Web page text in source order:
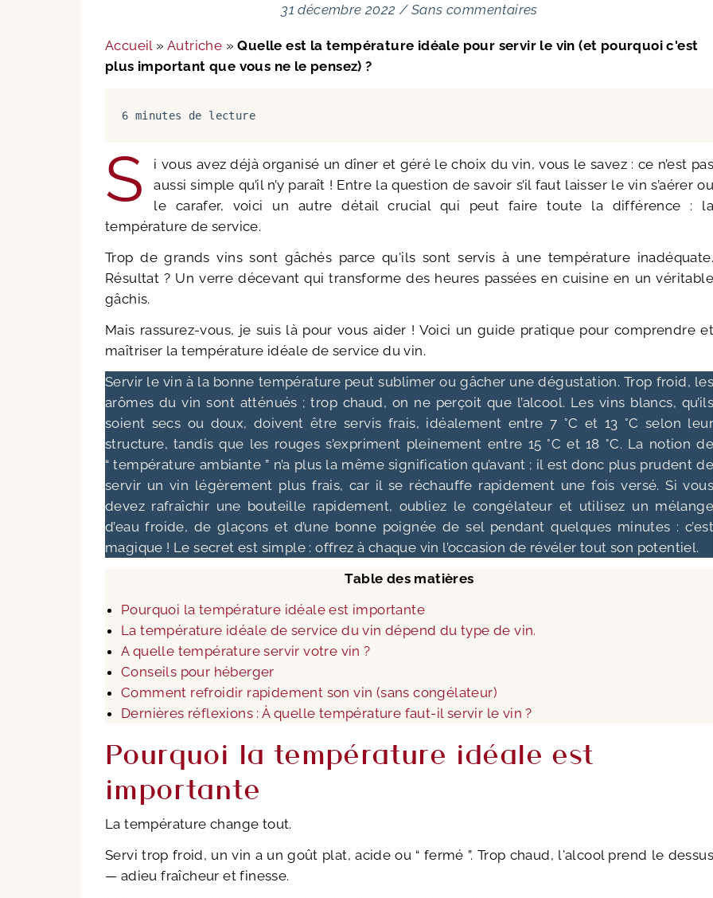
31 décembre 2022 / Sans commentaires
Accueil»Autriche »Quelle est la température idéale pour servir le vin (et pourquoi c'est
plus important que vous ne le pensez) ?
6 minutes de lecture
S
i vous avez déjà organisé un dîner et géré le choix du vin, vous le savez : ce n’est pas
aussi simple qu’il n’y paraît ! Entre la question de savoir s’il faut laisser le vin s’aérer ou
le carafer, voici un autre détail crucial qui peut faire toute la différence : la
température de service.
Trop de grands vins sont gâchés parce qu'ils sont servis à une température inadéquate.
Résultat ? Un verre décevant qui transforme des heures passées en cuisine en un véritable
gâchis.
Mais rassurez-vous, je suis là pour vous aider ! Voici un guide pratique pour comprendre et
maîtriser la température idéale de service du vin.
Servir le vin à la bonne température peut sublimer ou gâcher une dégustation. Trop froid, les
arômes du vin sont atténués ; trop chaud, on ne perçoit que l’alcool. Les vins blancs, qu’ils
soient secs ou doux, doivent être servis frais, idéalement entre 7 °C et 13 °C selon leur
structure, tandis que les rouges s’expriment pleinement entre 15 °C et 18 °C. La notion de
“ température ambiante ” n’a plus la même signification qu’avant ; il est donc plus prudent de
servir un vin légèrement plus frais, car il se réchauffe rapidement une fois versé. Si vous
devez rafraîchir une bouteille rapidement, oubliez le congélateur et utilisez un mélange
d’eau froide, de glaçons et d’une bonne poignée de sel pendant quelques minutes : c’est
magique ! Le secret est simple : offrez à chaque vin l’occasion de révéler tout son potentiel.
Table des matières
Pourquoi la température idéale est importante
La température idéale de service du vin dépend du type de vin.
A quelle température servir votre vin ?
Conseils pour héberger
Comment refroidir rapidement son vin (sans congélateur)
Dernières réflexions : À quelle température faut-il servir le vin ?
Pourquoi la température idéale est
importante
La température change tout.
Servi trop froid, un vin a un goût plat, acide ou “ fermé ”. Trop chaud, l'alcool prend le dessus
— adieu fraîcheur et finesse.